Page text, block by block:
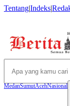
Tentang|Indeks|
MedanSumutAcehNasional